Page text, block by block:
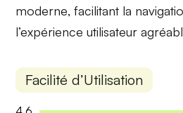
moderne, facilitant la
l’expérience utilisateur
Facilité d’Utilisation